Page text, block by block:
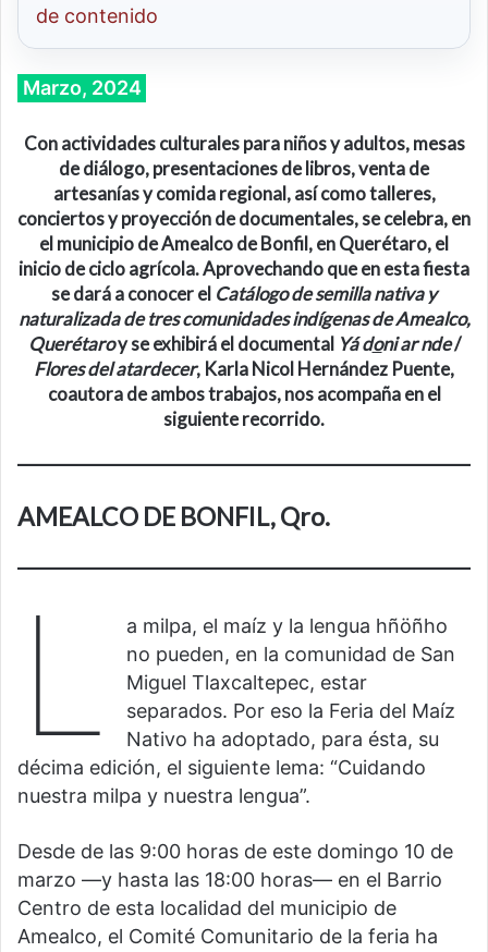
de contenido
Marzo, 2024
Con actividades culturales para niños y adultos, mesas
de diálogo, presentaciones de libros, venta de
artesanías y comida regional, así como talleres,
conciertos y proyección de documentales, se celebra, en
el municipio de Amealco de Bonfil, en Querétaro, el
inicio de ciclo agrícola. Aprovechando que en esta fiesta
se dará a conocer el Catálogo de semilla nativa y
naturalizada de tres comunidades indígenas de Amealco,
Querétaroy se exhibirá el documental Yá doni ar nde/
Flores del atardecer, Karla Nicol Hernández Puente,
coautora de ambos trabajos, nos acompaña en el
siguiente recorrido.
AMEALCO DE BONFIL, Qro.
L
a milpa, el maíz y la lengua hñöñho
no pueden, en la comunidad de San
Miguel Tlaxcaltepec, estar
separados. Por eso la Feria del Maíz
Nativo ha adoptado, para ésta, su
décima edición, el siguiente lema: “Cuidando
nuestra milpa y nuestra lengua”.
Desde de las 9:00 horas de este domingo 10 de
marzo —y hasta las 18:00 horas— en el Barrio
Centro de esta localidad del municipio de
Amealco, el Comité Comunitario de la feria ha